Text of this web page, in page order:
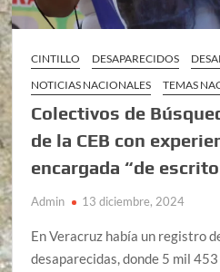
CINTILLO DESAPARECIDOS
NOTICIAS NACIONALES
TEMAS
Colectivos de
de la CEB con
encargada “de
Admin 13 diciembre, 2024
En Veracruz había un registro
desaparecidas, donde 5 mil